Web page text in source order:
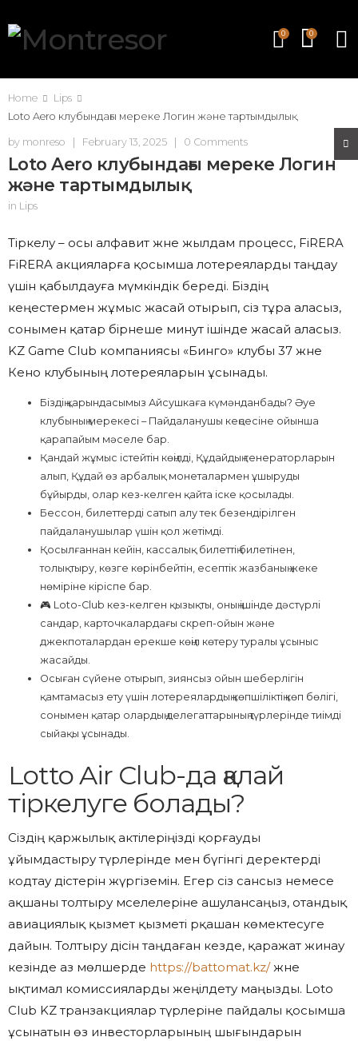
0 0
Home
Lips
Loto Aero клубындағы мереке Логин және тартымдылық
by monreso February 13, 2025 0 Comments
Loto Aero клубындағы мереке Логин
және тартымдылық
in Lips
Тіркелу – осы алфавит және жылдам процесс, FiRERA
FiRERA акцияларға қосымша лотереяларды таңдау
үшін қабылдауға мүмкіндік береді. Біздің
кеңестермен жұмыс жасай отырып, сіз тұра аласыз,
сонымен қатар бірнеше минут ішінде жасай аласыз.
KZ Game Club компаниясы «Бинго» клубы 37 және
Кено клубының лотереяларын ұсынады.
Біздің қарындасымыз Айсушкаға күмәнданбады? Әуе
клубының мерекесі – Пайдаланушы кеңсесіне ойынша
қарапайым мәселе бар.
Қандай жұмыс істейтін көңілді, Құдайдың генераторларын
алып, Құдай өз арбалық монеталармен ұшыруды
бұйырды, олар кез-келген қайта іске қосылады.
Бессон, билеттерді сатып алу тек безендірілген
пайдаланушылар үшін қол жетімді.
Қосылғаннан кейін, кассалық билеттің билетінен,
толықтыру, көзге көрінбейтін, есептік жазбаның жеке
нөміріне кіріспе бар.
🎮 Loto-Club кез-келген қызықты, оның ішінде дәстүрлі
сандар, карточкалардағы скреп-ойын және
джекпоталардан ерекше көңіл көтеру туралы ұсыныс
жасайды.
Осыған сүйене отырып, зиянсыз ойын шеберлігін
қамтамасыз ету үшін лотереялардың көпшіліктің көп бөлігі,
сонымен қатар олардың делегаттарының түрлерінде тиімді
сыйақы ұсынады.
Lotto Air Club-да қалай
тіркелуге болады?
Сіздің қаржылық актілеріңізді қорғауды
ұйымдастыру түрлерінде мен бүгінгі деректерді
кодтау әдістерін жүргіземін. Егер сіз сансыз немесе
ақшаны толтыру мәселелеріне ашулансаңыз, отандық
авиациялық қызмет қызметі әрқашан көмектесуге
дайын. Толтыру әдісін таңдаған кезде, қаражат жинау
кезінде аз мөлшерде https://battomat.kz/және
ықтимал комиссияларды жеңілдету маңызды. Loto
Club KZ транзакциялар түрлеріне пайдалы қосымша
ұсынатын өз инвесторларының шығындарын